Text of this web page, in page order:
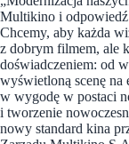
Multikino i odpowiedź
Chcemy, aby każda
z dobrym filmem, ale
doświadczeniem: od
wyświetloną scenę
w wygodę w postaci
i tworzenie
nowy standard kina